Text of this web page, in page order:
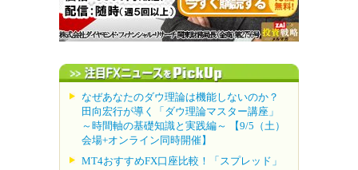
なぜあなたのダウ理論は機能しないのか？
田向宏行が導く「ダウ理論マスター講座」
～時間軸の基礎知識と実践編～ 【9/5（土）
会場+オンライン同時開催】
MT4おすすめFX口座比較！「スプレッド」